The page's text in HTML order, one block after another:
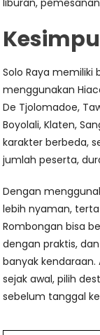
liburan,
Solo Raya
menggunakan
De Tjolomadoe,
Boyolali, Klaten,
karakter berbeda,
jumlah peserta,
Dengan
lebih nyaman,
Rombongan bisa
dengan praktis,
banyak
sejak awal, pilih
sebelum tanggal